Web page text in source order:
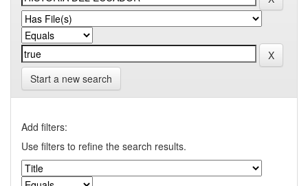
Start a new search
Add filters:
Use filters to refine the search results.